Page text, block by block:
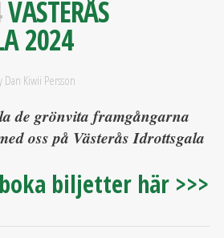
VÄSTERÅS
2024
Dan Kiwii Persson
de grönvita framgångarna
oss på Västerås Idrottsgala
biljetter här >>>